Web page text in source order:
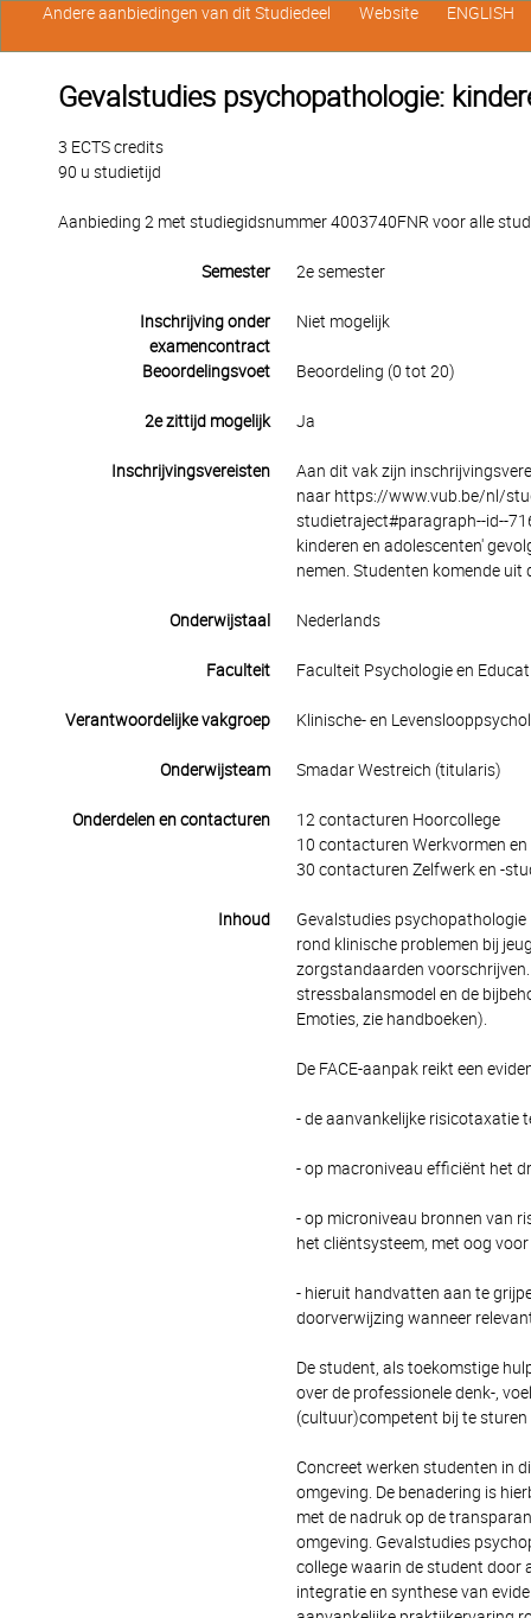
Gevalstudies psychopathologie:
3 ECTS credits
90 u studietijd
Aanbieding 2 met studiegidsnummer 4003740FNR voor alle
Semester 2e semester
Inschrijving onder
examencontract
Niet mogelijk
Beoordelingsvoet Beoordeling (0 tot 20)
2e zittijd mogelijk Ja
Inschrijvingsvereisten
Aan dit vak zijn
naar https://www.vub.be/nl/
studietraject#paragraph--id--
kinderen en adolescenten'
nemen. Studenten komende uit
Onderwijstaal Nederlands
Faculteit Faculteit Psychologie en
Verantwoordelijke vakgroep Klinische- en
Onderwijsteam Smadar Westreich (titularis)
Onderdelen en contacturen
12 contacturen Hoorcollege
10 contacturen Werkvormen en
30 contacturen Zelfwerk en -
Inhoud
Gevalstudies psychopathologie
rond klinische problemen bij
zorgstandaarden
stressbalansmodel en de
Emoties, zie handboeken).
De FACE-aanpak reikt een
- de aanvankelijke risicotaxatie
- op macroniveau efficiënt het
- op microniveau bronnen van
het cliëntsysteem, met oog
- hieruit handvatten aan te
doorverwijzing wanneer
De student, als toekomstige
over de professionele denk-,
(cultuur)competent bij te
Concreet werken studenten in
omgeving. De benadering is
met de nadruk op de
omgeving. Gevalstudies
college waarin de student door
integratie en synthese van
Andere aanbiedingen van dit Studiedeel Website ENGLISH